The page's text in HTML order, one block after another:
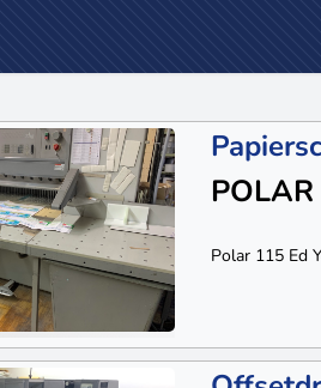
Polar 115 Ed